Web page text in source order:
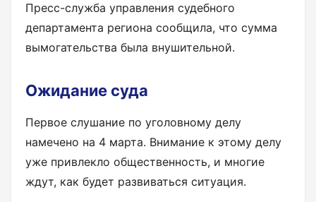
Пресс-служба управления судебного
департамента региона сообщила, что сумма
вымогательства была внушительной.
Ожидание суда
Первое слушание по уголовному делу
намечено на 4 марта. Внимание к этому делу
уже привлекло общественность, и многие
ждут, как будет развиваться ситуация.